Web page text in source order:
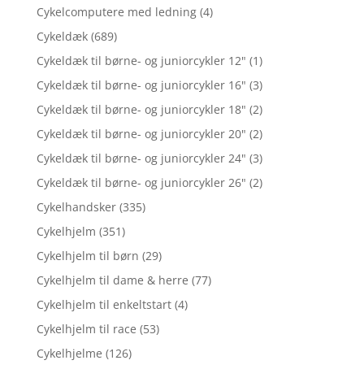
Cykelcomputere med ledning (4)
Cykeldæk (689)
Cykeldæk til børne- og juniorcykler 12" (1)
Cykeldæk til børne- og juniorcykler 16" (3)
Cykeldæk til børne- og juniorcykler 18" (2)
Cykeldæk til børne- og juniorcykler 20" (2)
Cykeldæk til børne- og juniorcykler 24" (3)
Cykeldæk til børne- og juniorcykler 26" (2)
Cykelhandsker (335)
Cykelhjelm (351)
Cykelhjelm til børn (29)
Cykelhjelm til dame & herre (77)
Cykelhjelm til enkeltstart (4)
Cykelhjelm til race (53)
Cykelhjelme (126)